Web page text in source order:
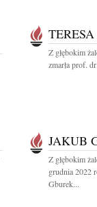
Z głębokim
zmarła prof.
JAKUB
Z głębokim
grudnia 2022
Gburek...